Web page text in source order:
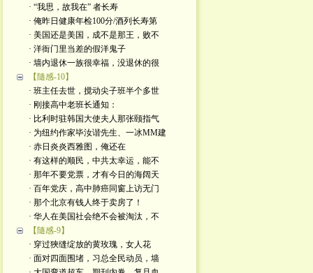
· “我思，故我在” 者长寿
· 俺昨日健康年检100分/酒列长寿第
· 美国还是美国，成不是那王，败不
· 洋衙门里当差的假洋鬼子
· 墙内退休一族很幸福，没退休的很
【隨感-10】
· 班主任去世，搅动尖子班半个多世
· 刚接高中老班长通知：
· 比利时驻韩国大使夫人那张颐指气
· 为纽约作家毕汝谐先生、一冰MM建
· 赤日炎炎西雅图，俺还在
· 有这样的顺民，中共太幸运，能不
· 那年不要党票，才有今日的海阔天
· 百年党庆，高中肺癌同窗上访无门
· 那个北京有钱人终于卖房了！
· 华人在美国社会绝不会被淘汰，不
【隨感-9】
· 穿过狹缝绽放的黄玫瑰，女人花
· 面对四面围堵，习总全民动员，墙